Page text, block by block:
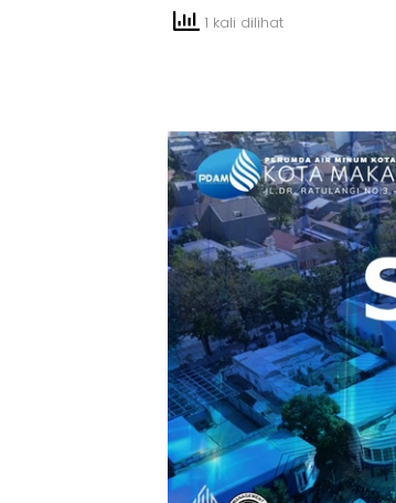
1 kali dilihat